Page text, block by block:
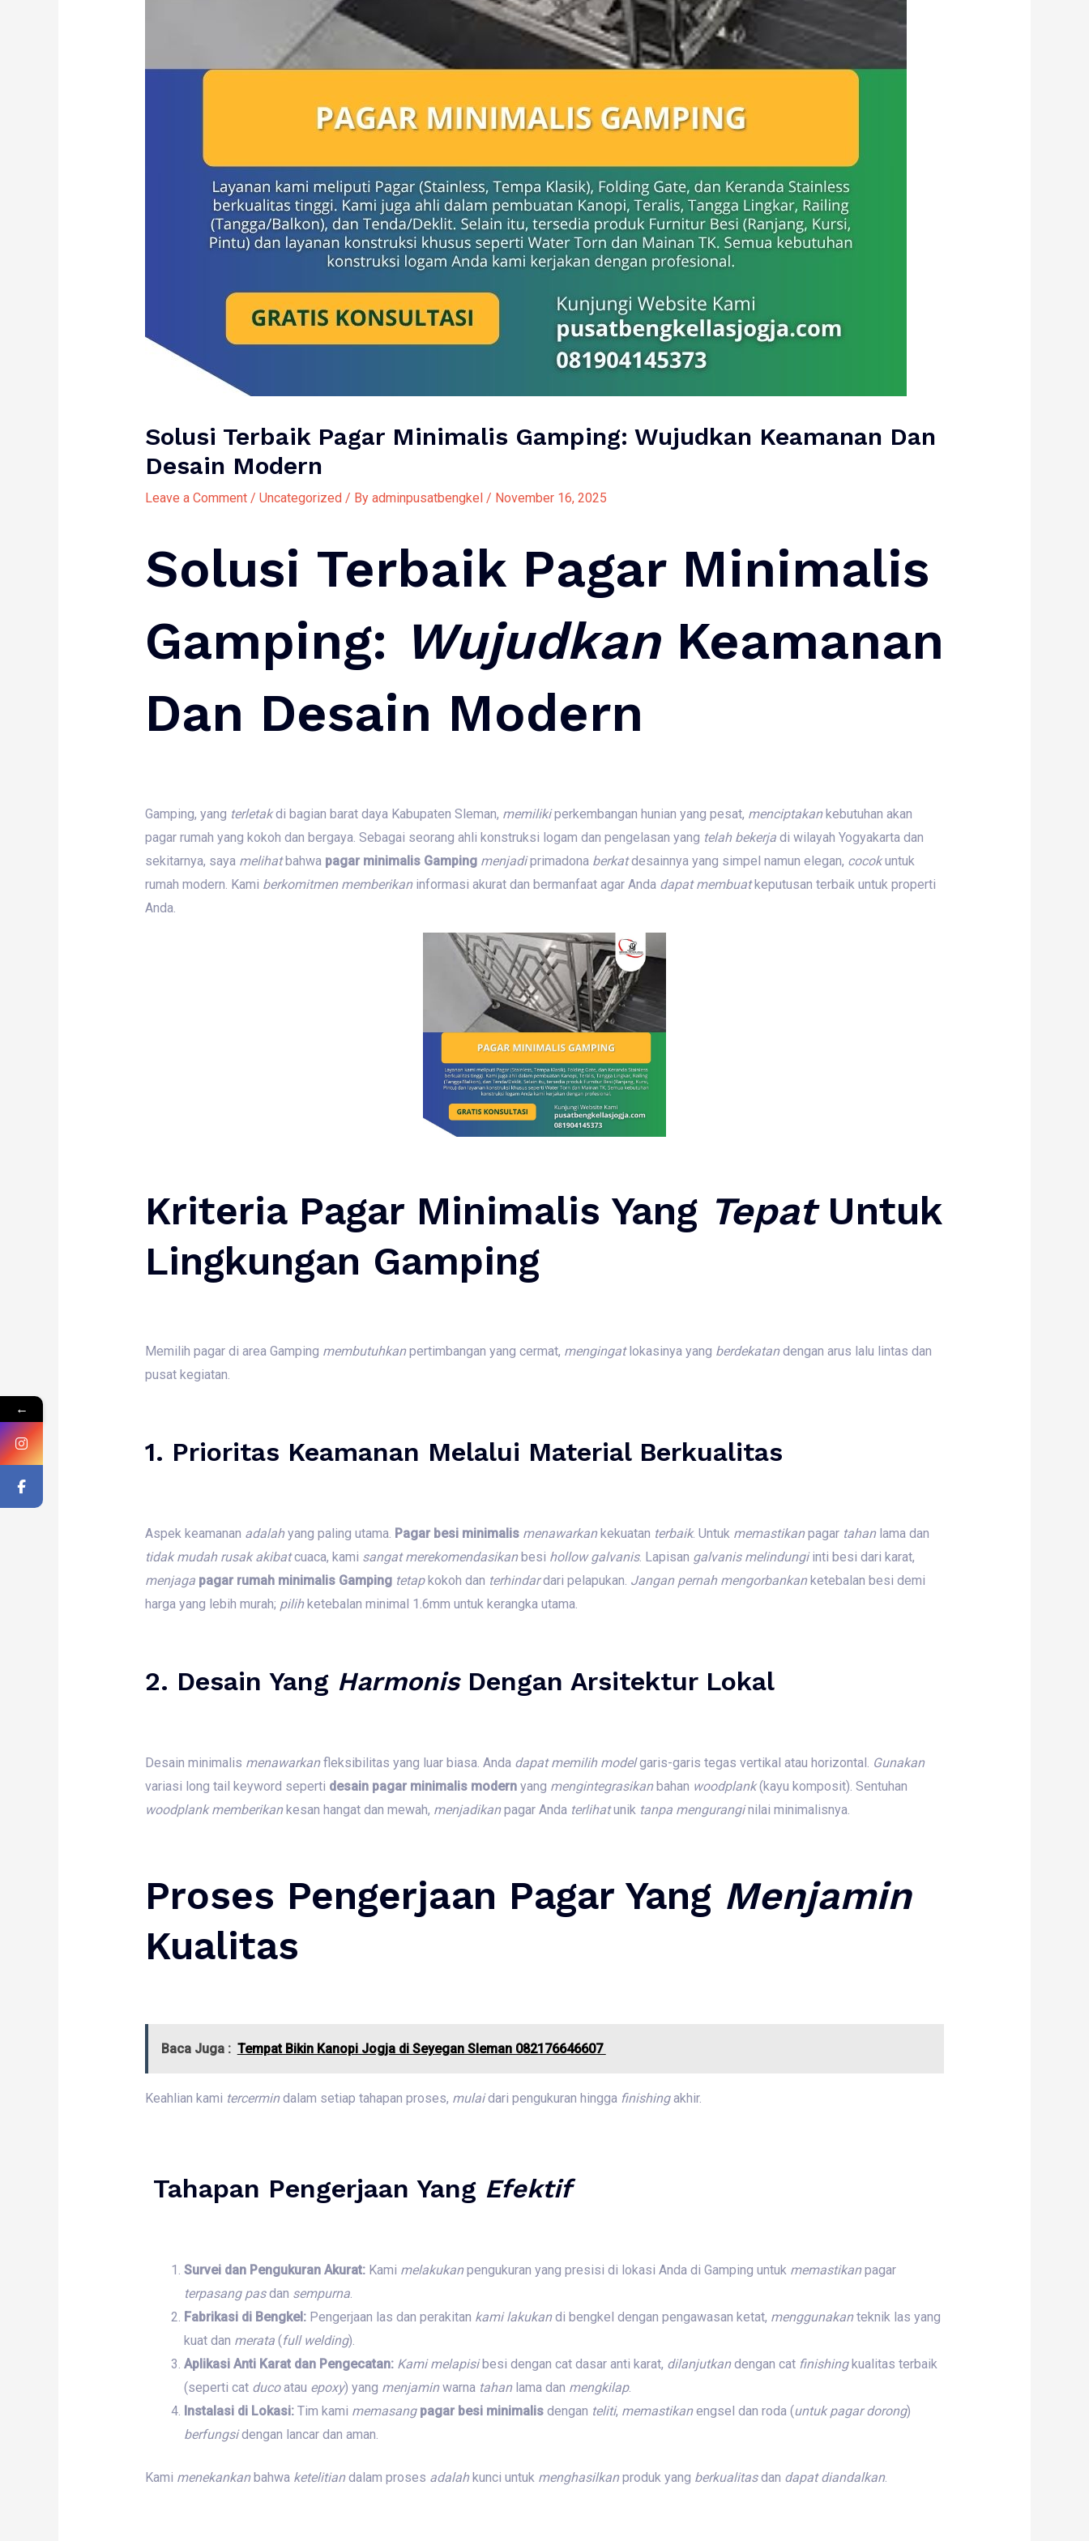
Solusi Terbaik Pagar Minimalis Gamping: Wujudkan Keamanan Dan
Desain Modern
Leave a Comment / Uncategorized / By adminpusatbengkel / November 16, 2025
Solusi Terbaik Pagar Minimalis
Gamping: WujudkanKeamanan
Dan Desain Modern
Gamping, yang terletakdi bagian barat daya Kabupaten Sleman, memilikiperkembangan hunian yang pesat, menciptakankebutuhan akan
pagar rumah yang kokoh dan bergaya. Sebagai seorang ahli konstruksi logam dan pengelasan yang telah bekerjadi wilayah Yogyakarta dan
sekitarnya, saya melihatbahwa pagar minimalis Gamping menjadiprimadona berkatdesainnya yang simpel namun elegan, cocokuntuk
rumah modern. Kami berkomitmen memberikaninformasi akurat dan bermanfaat agar Anda dapat membuatkeputusan terbaik untuk properti
Anda.
Kriteria Pagar Minimalis Yang TepatUntuk
Lingkungan Gamping
Memilih pagar di area Gamping membutuhkanpertimbangan yang cermat, mengingatlokasinya yang berdekatandengan arus lalu lintas dan
pusat kegiatan.
1. Prioritas Keamanan Melalui Material Berkualitas
Aspek keamanan adalahyang paling utama. Pagar besi minimalis menawarkankekuatan terbaik. Untuk memastikanpagar tahanlama dan
tidak mudah rusak akibatcuaca, kami sangat merekomendasikanbesi hollow galvanis. Lapisan galvanis melindungiinti besi dari karat,
menjaga pagar rumah minimalis Gamping tetapkokoh dan terhindardari pelapukan. Jangan pernah mengorbankanketebalan besi demi
harga yang lebih murah; pilihketebalan minimal 1.6mm untuk kerangka utama.
2. Desain Yang HarmonisDengan Arsitektur Lokal
Desain minimalis menawarkanfleksibilitas yang luar biasa. Anda dapat memilih modelgaris-garis tegas vertikal atau horizontal. Gunakan
variasi long tail keyword seperti desain pagar minimalis modernyang mengintegrasikanbahan woodplank(kayu komposit). Sentuhan
woodplank memberikankesan hangat dan mewah, menjadikanpagar Anda terlihatunik tanpa menguranginilai minimalisnya.
Proses Pengerjaan Pagar Yang Menjamin
Kualitas
Baca Juga : Tempat Bikin Kanopi Jogja di Seyegan Sleman 082176646607
Keahlian kami tercermindalam setiap tahapan proses, mulaidari pengukuran hingga finishingakhir.
Tahapan Pengerjaan Yang Efektif
Survei dan Pengukuran Akurat:Kami melakukanpengukuran yang presisi di lokasi Anda di Gamping untuk memastikanpagar
terpasang pasdan sempurna.
Fabrikasi di Bengkel:Pengerjaan las dan perakitan kami lakukandi bengkel dengan pengawasan ketat, menggunakanteknik las yang
kuat dan merata(full welding).
Aplikasi Anti Karat dan Pengecatan: Kami melapisibesi dengan cat dasar anti karat, dilanjutkandengan cat finishingkualitas terbaik
(seperti cat ducoatau epoxy) yang menjaminwarna tahanlama dan mengkilap.
Instalasi di Lokasi:Tim kami memasang pagar besi minimalisdengan teliti, memastikanengsel dan roda (untuk pagar dorong)
berfungsidengan lancar dan aman.
Kami menekankanbahwa ketelitiandalam proses adalahkunci untuk menghasilkanproduk yang berkualitasdan dapat diandalkan.
←